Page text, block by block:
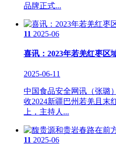
品牌正式...
11 2025-06
喜讯：2023年若羌红枣区
2025-06-11
中国食品安全网讯（张璐
收2024新疆巴州若羌且末
上，主持人...
11 2025-06